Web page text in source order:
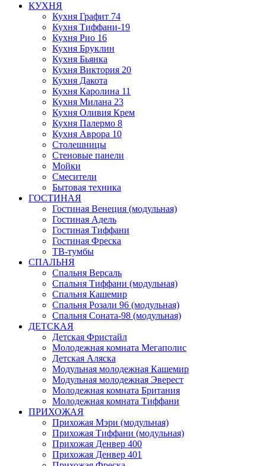
КУХНЯ
Кухня Графит 74
Кухня Тиффани-19
Кухня Рио 16
Кухня Бруклин
Кухня Бьянка
Кухня Виктория 20
Кухня Дакота
Кухня Каролина 11
Кухня Милана 23
Кухня Оливия Крем
Кухня Палермо 8
Кухня Аврора 10
Столешницы
Стеновые панели
Мойки
Смесители
Бытовая техника
ГОСТИНАЯ
Гостиная Венеция (модульная)
Гостиная Адель
Гостиная Тиффани
Гостиная Фреска
ТВ-тумбы
СПАЛЬНЯ
Спальня Версаль
Спальня Тиффани (модульная)
Спальня Кашемир
Спальня Розали 96 (модульная)
Спальня Соната-98 (модульная)
ДЕТСКАЯ
Детская Фристайл
Молодежная комната Мегаполис
Детская Аляска
Модульная молодежная Кашемир
Модульная молодежная Эверест
Молодежная комната Британия
Молодежная комната Тиффани
ПРИХОЖАЯ
Прихожая Мэри (модульная)
Прихожая Тиффани (модульная)
Прихожая Денвер 400
Прихожая Денвер 401